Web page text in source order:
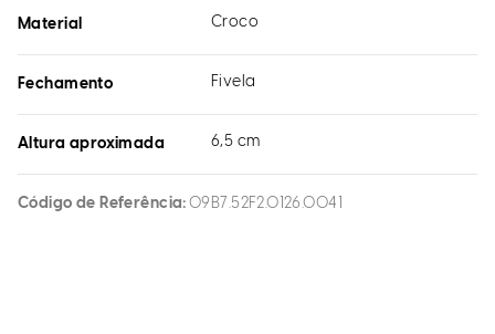
Material Croco
Fechamento Fivela
Altura aproximada 6,5 cm
Código de Referência 09B7.52F2.0126.0041